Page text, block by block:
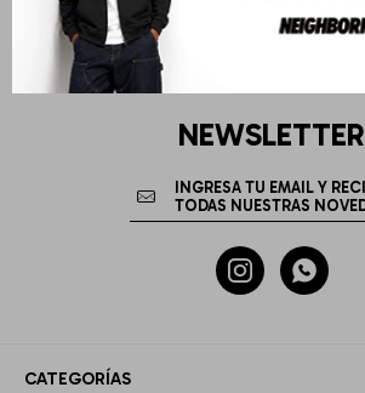
CATEGORÍAS
NEWSLETTER
 